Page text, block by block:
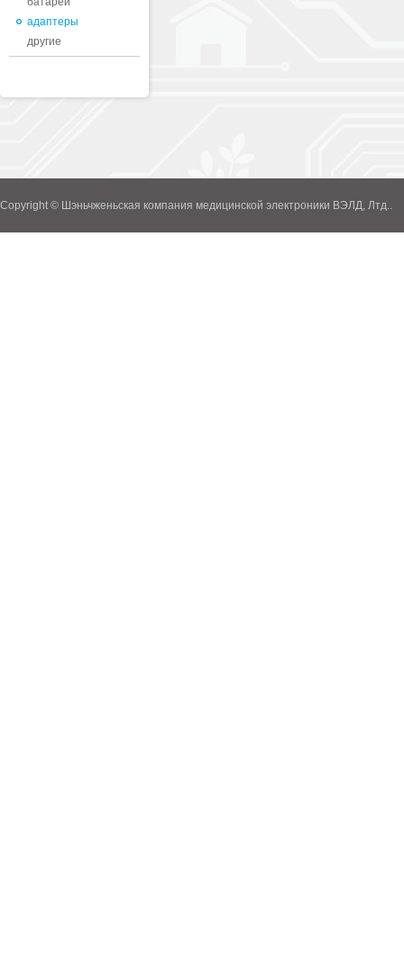
адаптеры
другие
Copyright © Шэньчженьская компания медицинской электроники ВЭЛД, Лтд..